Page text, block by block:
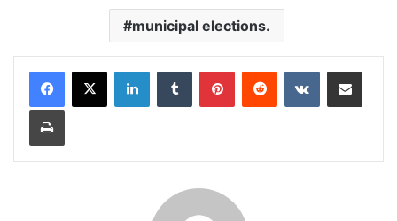
municipal elections.
LinkedInTumblr PinterestReddit VKontakteShare via Email
Print